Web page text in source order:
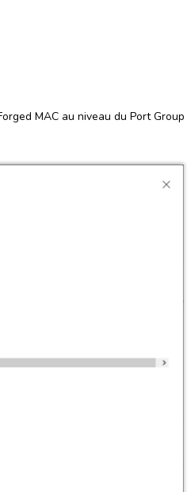
MAC au niveau du Port Group